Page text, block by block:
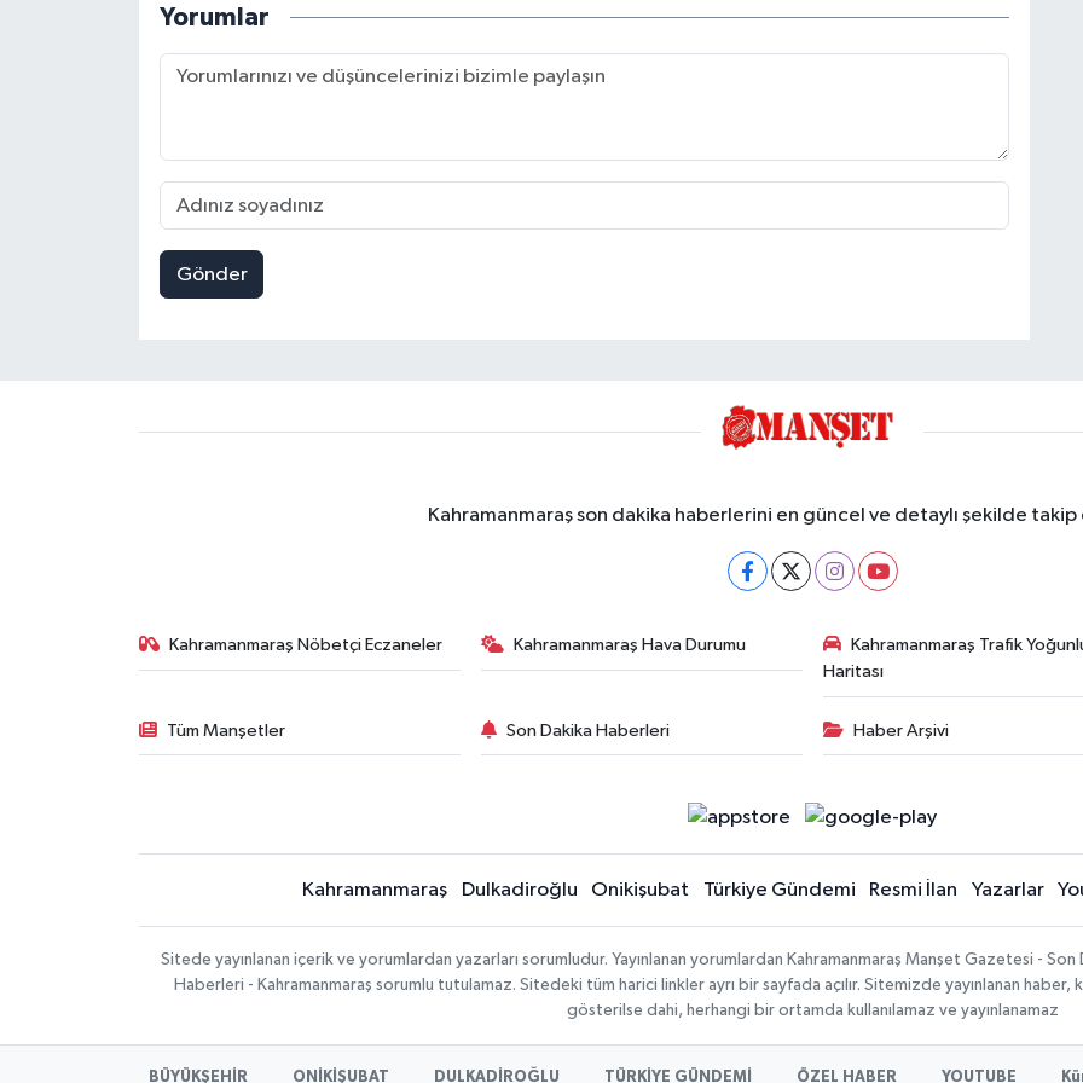
Yorumlar
Gönder
Kahramanmaraş son dakika haberlerini en güncel ve detaylı şekilde
Kahramanmaraş Nöbetçi Eczaneler Kahramanmaraş Hava Durumu
Kahramanmaraş Trafik
Haritası
Tüm Manşetler Son Dakika Haberleri Haber Arşivi
Kahramanmaraş Dulkadiroğlu Onikişubat Türkiye Gündemi Resmi İlan Yazarlar
Sitede yayınlanan içerik ve yorumlardan yazarları sorumludur. Yayınlanan yorumlardan Kahramanmaraş Manşet Gazetesi -
Haberleri - Kahramanmaraş sorumlu tutulamaz. Sitedeki tüm harici linkler ayrı bir sayfada açılır. Sitemizde yayınlanan haber,
gösterilse dahi, herhangi bir ortamda kullanılamaz ve yayınlanamaz
BÜYÜKŞEHİR ONİKİŞUBAT DULKADİROĞLU TÜRKİYE GÜNDEMİ ÖZEL HABER YOUTUBE